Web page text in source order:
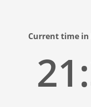
Current time in